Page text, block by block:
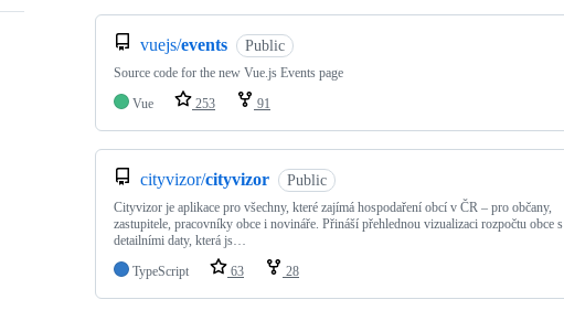
vuejs/events Public
Source code for the new Vue.js Events page
Vue
253 91
cityvizor/cityvizor Public
Cityvizor je aplikace pro všechny, které zajímá hospodaření obcí v ČR – pro občany,
zastupitele, pracovníky obce i novináře. Přináší přehlednou vizualizaci rozpočtu obce s
detailními daty, která js…
TypeScript
63 28